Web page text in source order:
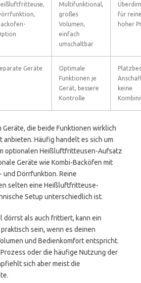
Multifunktional,
großes
Volumen,
einfach
umschaltbar
für
hoher
Geräte
Optimale
Funktionen je
Gerät, bessere
Kontrolle
keine
Geräte, die beide Funktionen wirklich
Häufig handelt es sich um
optionalen Heißluftfritteusen-Aufsatz
Geräte wie Kombi-Backöfen mit
Dörrfunktion. Reine
selten eine Heißluftfritteuse-
Setup unterschiedlich ist.
dörrst als auch frittiert, kann ein
sein, wenn es deinen
und Bedienkomfort entspricht.
oder die häufige Nutzung der
sich aber meist die